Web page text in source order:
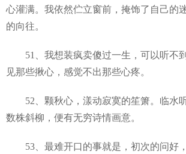
心灌满。我依然伫立窗前，掩饰了自己的
的向往。
51、我想装疯卖傻过一生，可以听不
见那些揪心，感觉不出那些心疼。
52、颗秋心，漾动寂寞的笙箫。临水听
数株斜柳，便有无穷诗情画意。
53、最难开口的事就是，初次的问好，